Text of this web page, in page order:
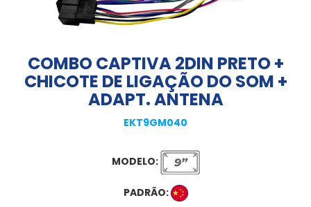
COMBO CAPTIVA 2DIN PRETO +
CHICOTE DE LIGAÇÃO DO SOM +
ADAPT. ANTENA
EKT9GM040
MODELO:
PADRÃO: